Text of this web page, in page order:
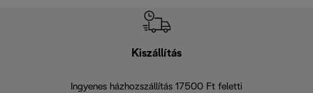
Kiszállítás
Ingyenes házhozszállítás 17500 Ft feletti